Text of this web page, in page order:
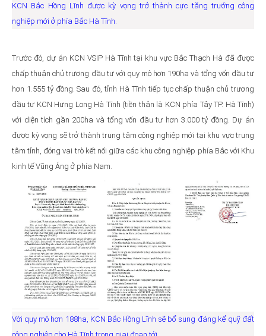
KCN Bắc Hồng Lĩnh được kỳ vọng trở thành cực tăng trưởng công
nghiệp mới ở phía Bắc Hà Tĩnh.
Trước đó, dự án KCN VSIP Hà Tĩnh tại khu vực Bắc Thạch Hà đã được
chấp thuận chủ trương đầu tư với quy mô hơn 190ha và tổng vốn đầu tư
hơn 1.555 tỷ đồng. Sau đó, tỉnh Hà Tĩnh tiếp tục chấp thuận chủ trương
đầu tư KCN Hưng Long Hà Tĩnh (tiền thân là KCN phía Tây TP. Hà Tĩnh)
với diện tích gần 200ha và tổng vốn đầu tư hơn 3.000 tỷ đồng. Dự án
được kỳ vọng sẽ trở thành trung tâm công nghiệp mới tại khu vực trung
tâm tỉnh, đóng vai trò kết nối giữa các khu công nghiệp phía Bắc với Khu
kinh tế Vũng Áng ở phía Nam.
Với quy mô hơn 188ha, KCN Bắc Hồng Lĩnh sẽ bổ sung đáng kể quỹ đất